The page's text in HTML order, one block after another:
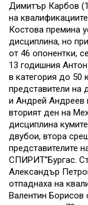
Димитър Карбов
на
Костова премина
дисциплина, но
от 46 опонентки,
13 годишния
в категория до
представители на
и Андрей Андреев
вторият ден на
дисциплина
двубои, втора
СПИРИТ”Бургас.
Александър
отпаднаха на
Валентин Борисов